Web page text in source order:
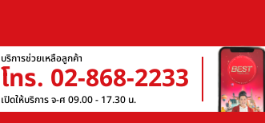
บริการช่วยเหลือลูกค้า
โทร. 02-868-2233
เปิดให้บริการ จ-ศ 09.00 - 17.30 น.